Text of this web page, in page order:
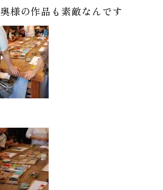
奥様の作品も素敵なんです